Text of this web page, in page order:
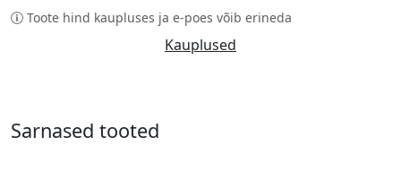
Toote hind kaupluses ja e-poes võib erineda
Kauplused
Sarnased tooted